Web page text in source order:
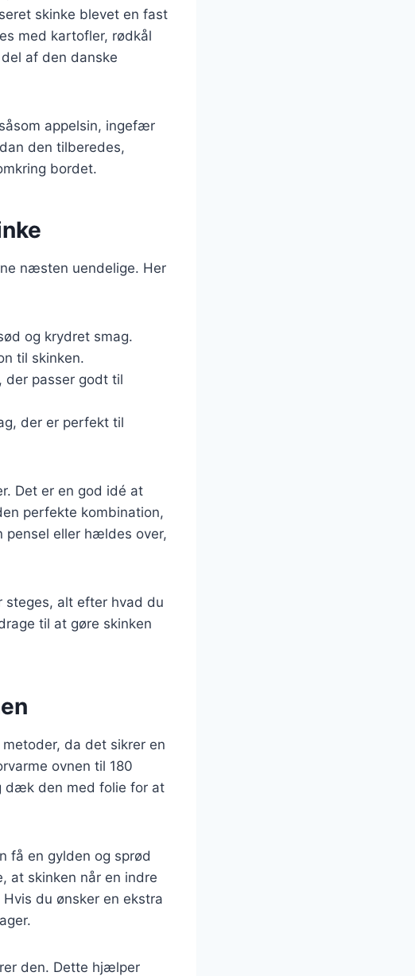
skinke blevet en fast
med kartofler, rødkål
af den danske
appelsin, ingefær
den tilberedes,
bordet.
næsten uendelige. Her
og krydret smag.
til skinken.
der passer godt til
der er perfekt til
Det er en god idé at
perfekte kombination,
pensel eller hældes over,
steges, alt efter hvad du
til at gøre skinken
da det sikrer en
ovnen til 180
dæk den med folie for at
få en gylden og sprød
at skinken når en indre
du ønsker en ekstra
den. Dette hjælper